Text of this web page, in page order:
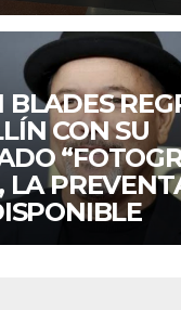
BLADES
CON SU
LA